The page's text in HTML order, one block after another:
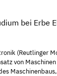
bei Erbe
(Reutlinger
von